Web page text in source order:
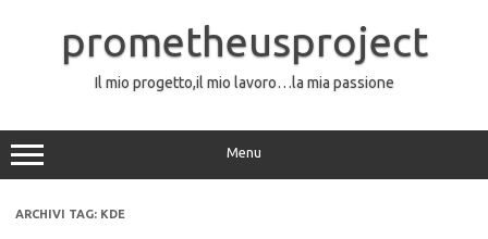
contenutoprometheusproject
Il mio progetto,il mio lavoro…la mia passione
Menu
ARCHIVI TAG: KDE